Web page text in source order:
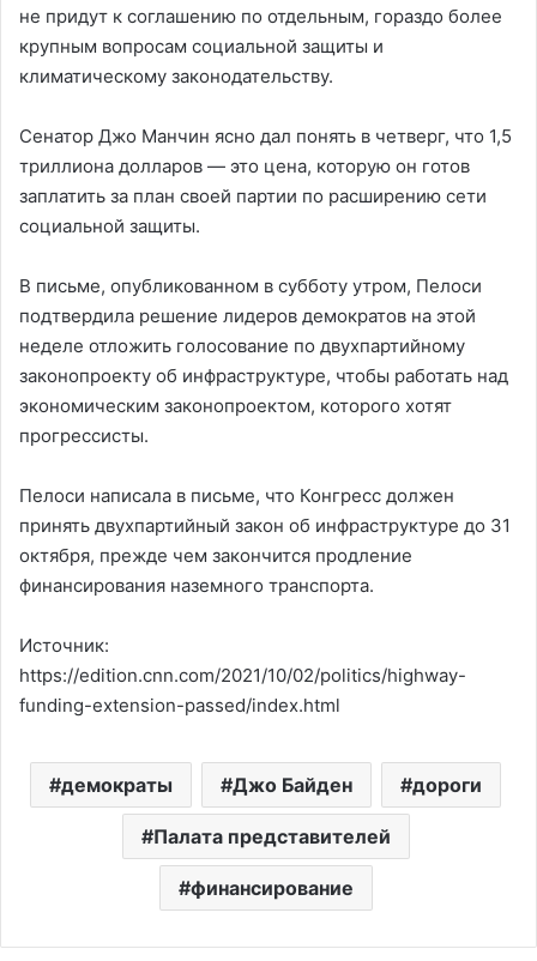
не придут к соглашению по отдельным, гораздо более
крупным вопросам социальной защиты и
климатическому законодательству.
Сенатор Джо Манчин ясно дал понять в четверг, что 1,5
триллиона долларов — это цена, которую он готов
заплатить за план своей партии по расширению сети
социальной защиты.
В письме, опубликованном в субботу утром, Пелоси
подтвердила решение лидеров демократов на этой
неделе отложить голосование по двухпартийному
законопроекту об инфраструктуре, чтобы работать над
экономическим законопроектом, которого хотят
прогрессисты.
Пелоси написала в письме, что Конгресс должен
принять двухпартийный закон об инфраструктуре до 31
октября, прежде чем закончится продление
финансирования наземного транспорта.
Источник:
https://edition.cnn.com/2021/10/02/politics/highway-
funding-extension-passed/index.html
демократы Джо Байден дороги
Палата представителей
финансирование